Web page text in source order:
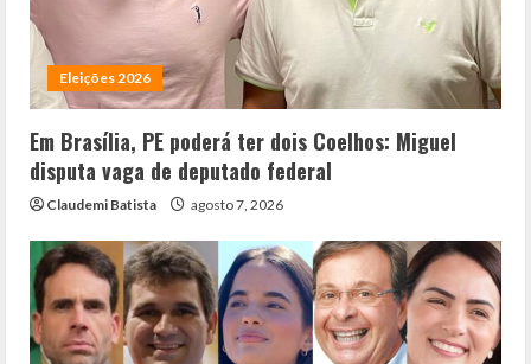
Eleições 2026
Em Brasília, PE poderá ter dois Coelhos: Miguel
disputa vaga de deputado federal
Claudemi Batista agosto 7, 2026